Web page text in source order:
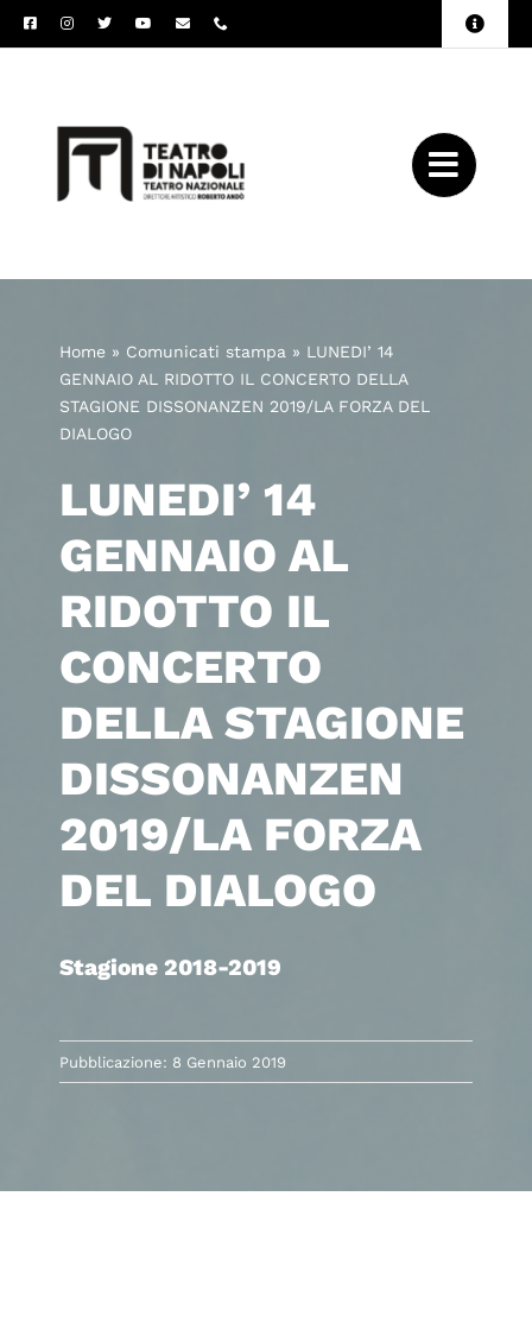
Salta
al
Toggle
Home» Comunicati stampa » LUNEDI’ 14
GENNAIO AL RIDOTTO IL CONCERTO DELLA
STAGIONE DISSONANZEN 2019/LA FORZA DEL
DIALOGO
LUNEDI’ 14
GENNAIO AL
RIDOTTO IL
CONCERTO
DELLA STAGIONE
DISSONANZEN
2019/LA FORZA
DEL DIALOGO
Stagione 2018-2019
Pubblicazione: 8 Gennaio 2019